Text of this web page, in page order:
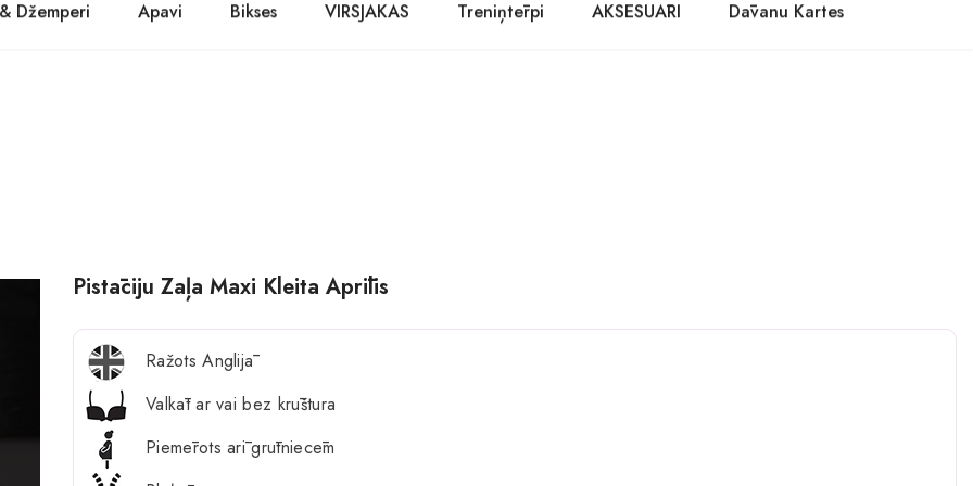
PASŪTĪT TŪLĪT! Prece tiks piegādāta 1-3 dienu laikā.
Džemperi Apavi Bikses VIRSJAKAS Treniņtērpi AKSESUĀRI Dāvanu Kartes
Pistāciju Zaļa Maxi Kleita Aprīlis
Ražots Anglijā
Valkāt ar vai bez krūštura
Piemērots arī grūtniecēm